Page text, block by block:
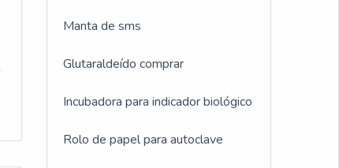
Manta de sms
Glutaraldeído comprar
Incubadora para indicador biológico
Rolo de papel para autoclave